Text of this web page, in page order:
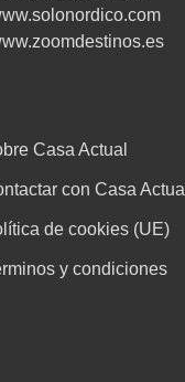
Casa Actual
con Casa Actual
de cookies (UE)
y condiciones